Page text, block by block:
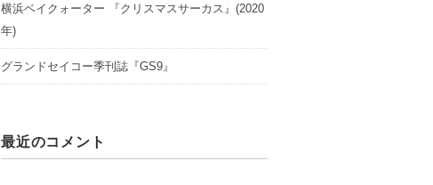
横浜ベイクォーター 『クリスマスサーカス』(2020
年)
グランドセイコー季刊誌『GS9』
最近のコメント